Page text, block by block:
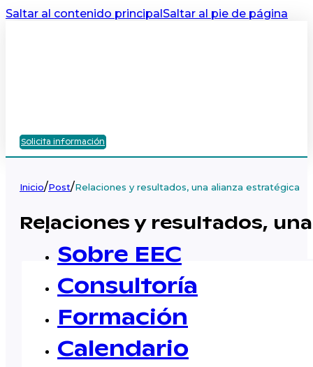
Saltar al contenido principalSaltar al pie de página
Solicita información
Sobre EEC
Consultoría
Formación
Calendario
Inicio/Post/Relaciones y resultados, una alianza estratégica
Relaciones y resultados,